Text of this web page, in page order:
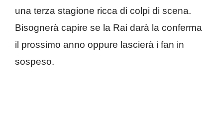
una terza stagione ricca di colpi di scena.
Bisognerà capire se la Rai darà la conferma
il prossimo anno oppure lascierà i fan in
sospeso.